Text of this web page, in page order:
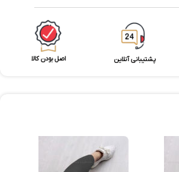
پشتیبانی آنلاین اصل بودن کالا